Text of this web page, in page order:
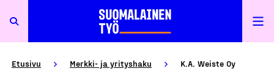
Etusivu Merkki- ja yrityshaku K.A. Weiste Oy